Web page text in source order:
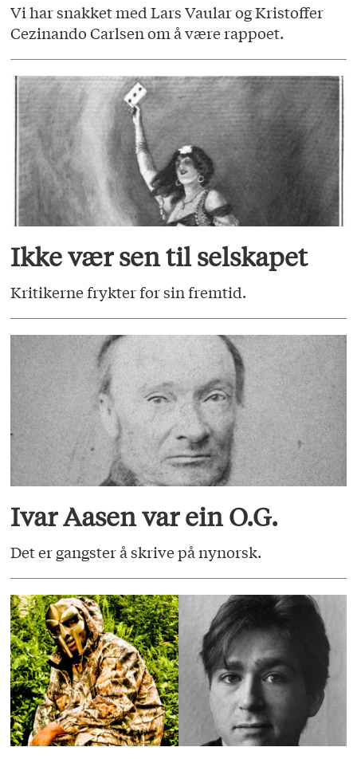
Vi har snakket med Lars Vaular og Kristoffer
Cezinando Carlsen om å være rappoet.
Ikke vær sen til selskapet
Kritikerne frykter for sin fremtid.
Ivar Aasen var ein O.G.
Det er gangster å skrive på nynorsk.